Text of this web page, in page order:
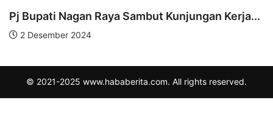
Pj Bupati Nagan Raya Sambut Kunjungan Kerja...
2 Desember 2024
© 2021-2025 www.hababerita.com. All rights reserved.